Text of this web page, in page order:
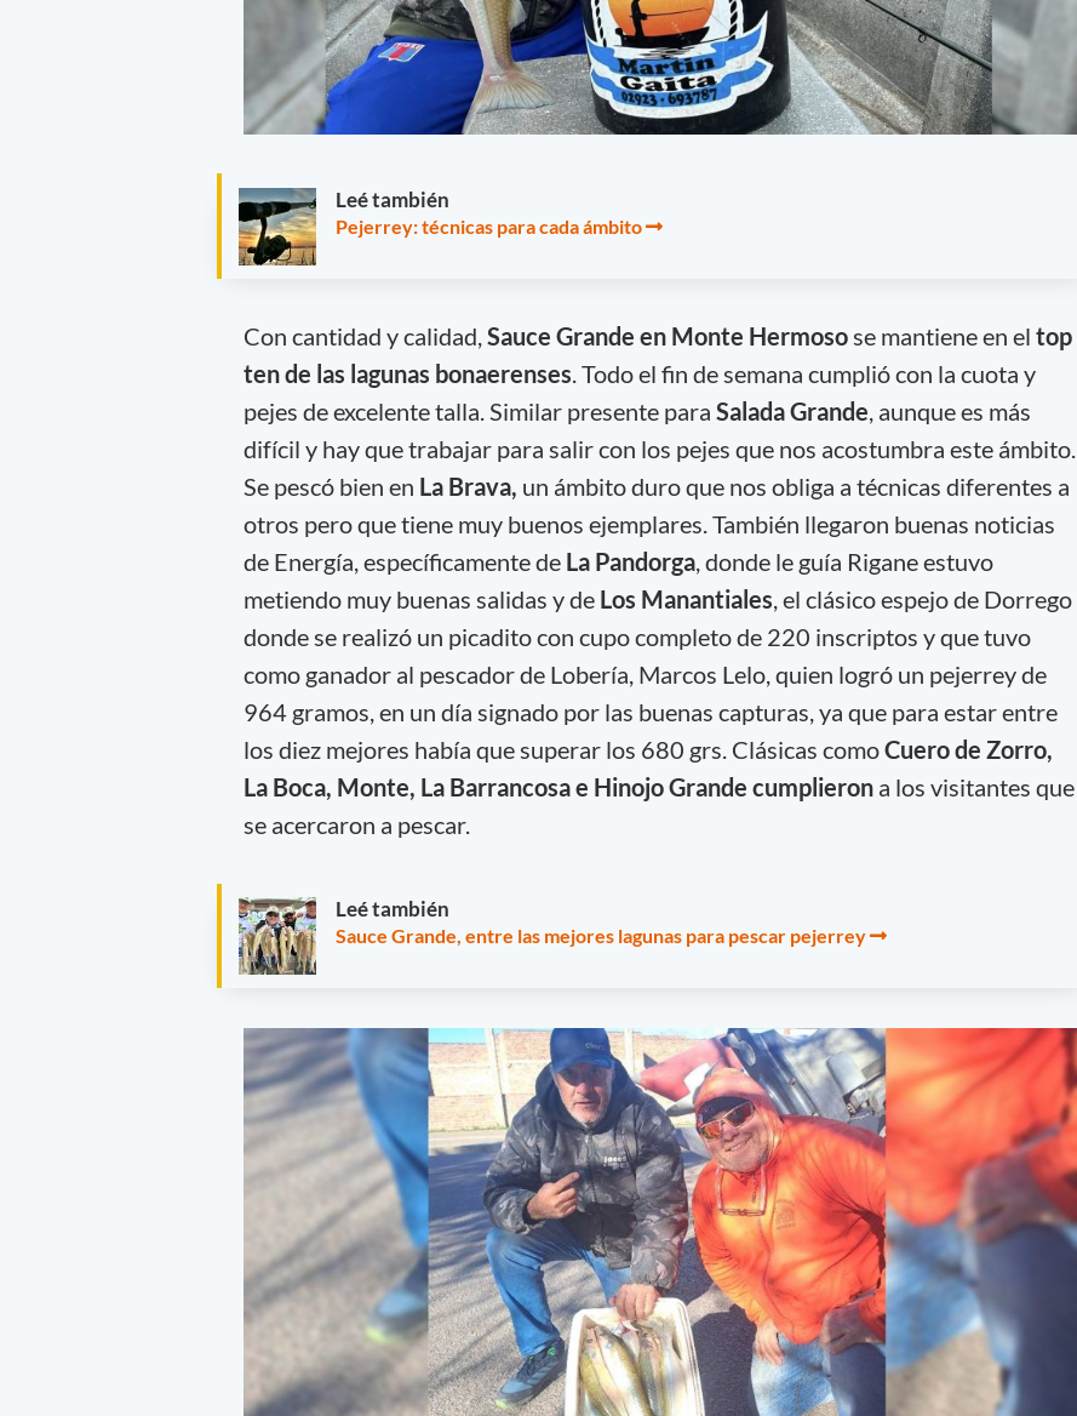
Leé también
Pejerrey: técnicas para cada ámbito
Con cantidad y calidad,Sauce Grande en Monte Hermosose mantiene en el top
ten de las lagunas bonaerenses. Todo el fin de semana cumplió con la cuota y
pejes de excelente talla. Similar presente para Salada Grande, aunque es más
difícil y hay que trabajar para salir con los pejes que nos acostumbra este ámbito.
Se pescó bien en La Brava, un ámbito duro que nos obliga a técnicas diferentes a
otros pero que tiene muy buenos ejemplares. También llegaron buenas noticias
de Energía, específicamente de La Pandorga, donde le guía Rigane estuvo
metiendo muy buenas salidas y de Los Manantiales, el clásico espejo de Dorrego
donde se realizó un picadito con cupo completo de 220 inscriptos y que tuvo
como ganador al pescador de Lobería, Marcos Lelo, quien logró un pejerrey de
964 gramos, en un día signado por las buenas capturas, ya que para estar entre
los diez mejores había que superar los 680 grs. Clásicas comoCuero de Zorro,
La Boca, Monte, La Barrancosa e Hinojo Grande cumplieron a los visitantes que
se acercaron a pescar.
Leé también
Sauce Grande, entre las mejores lagunas para pescar pejerrey